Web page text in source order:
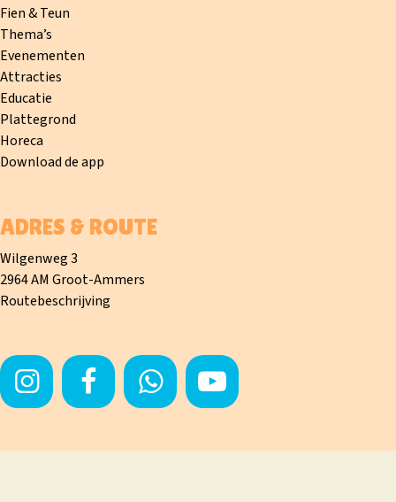
Fien & Teun
Thema’s
Evenementen
Attracties
Educatie
Plattegrond
Horeca
Download de app
ADRES & ROUTE
Wilgenweg 3
2964 AM Groot-Ammers
Routebeschrijving